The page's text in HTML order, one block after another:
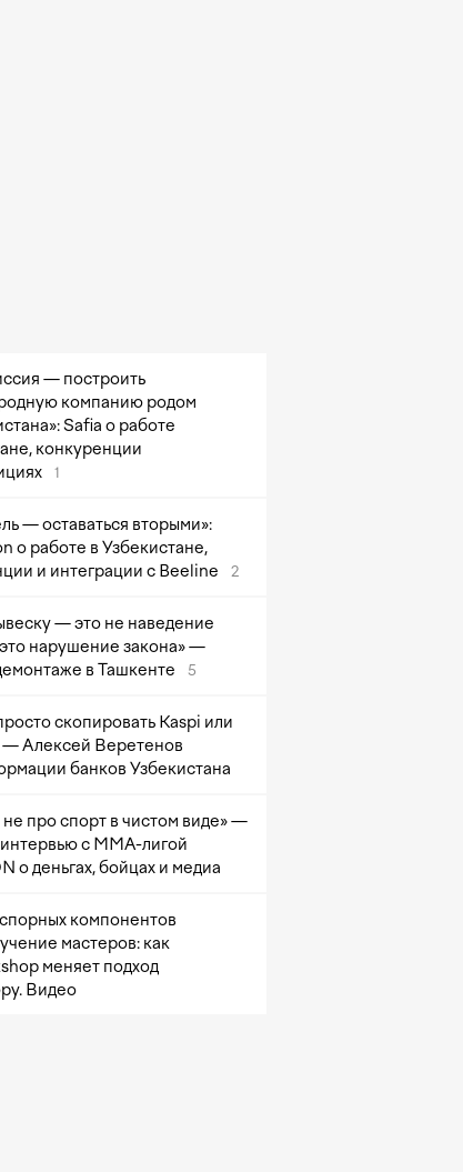
— построить
компанию родом
Safia о работе
конкуренции
1
— оставаться вторыми»:
о работе в Узбекистане,
и интеграции с Beeline
2
— это не наведение
нарушение закона» —
в Ташкенте
5
скопировать Kaspi или
— Алексей Веретенов
банков Узбекистана
про спорт в чистом виде» —
с ММА-лигой
о деньгах, бойцах и медиа
компонентов
мастеров: как
меняет подход
Видео